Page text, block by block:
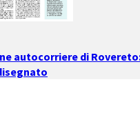
autocorriere di